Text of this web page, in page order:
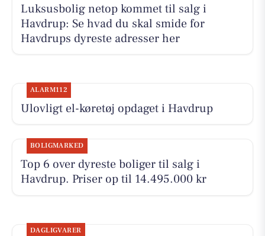
Luksusbolig netop kommet til salg i
Havdrup: Se hvad du skal smide for
Havdrups dyreste adresser her
ALARM112
Ulovligt el-køretøj opdaget i Havdrup
BOLIGMARKED
Top 6 over dyreste boliger til salg i
Havdrup. Priser op til 14.495.000 kr
DAGLIGVARER